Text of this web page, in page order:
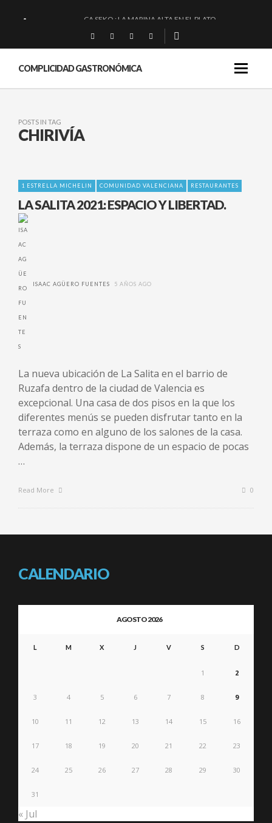
CA SEKO : LA MARINA ALTA EN EL PLATO.
QUIQUE DACOSTA: «UNA GRAN OBRA»
EL BARUCO DE ANERO: MUCHO MÁS QUE UN BAR.
COMPLICIDAD GASTRONÓMICA
POSTS IN TAG
CHIRIVÍA
1 ESTRELLA MICHELIN COMUNIDAD VALENCIANA RESTAURANTES
LA SALITA 2021: ESPACIO Y LIBERTAD.
ISAAC AGÜERO FUENTES 5 AÑOS AGO
La nueva ubicación de La Salita en el barrio de
Ruzafa dentro de la ciudad de Valencia es
excepcional. Una casa de dos pisos en la que los
diferentes menús se pueden disfrutar tanto en la
terraza como en alguno de los salones de la casa.
Además, la terraza dispone de un espacio de pocas
…
Read More 0
CALENDARIO
AGOSTO 2026
L M X J V S D
1 2
3 4 5 6 7 8 9
10 11 12 13 14 15 16
17 18 19 20 21 22 23
24 25 26 27 28 29 30
31
« Jul